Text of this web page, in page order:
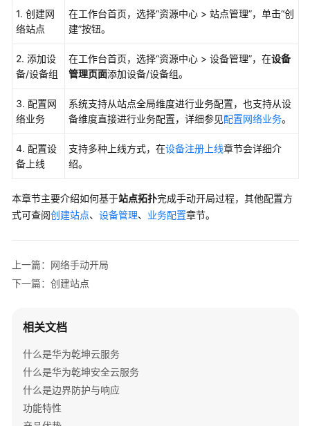
置
案
产
介
绍
服
务
通
规
络
署
部
署
约
1. 创建网
络站点
在工作台首页，选择“资源中心 > 站点管理”，单击“创
建”按钮。
2. 添加设
备/设备组
在工作台首页，选择“资源中心 > 设备管理”，在设备
管理页面添加设备/设备组。
3. 配置网
络业务
系统支持从站点全局维度进行业务配置，也支持从设
备维度直接进行业务配置，详细参见配置网络业务。
4. 配置设
备上线
支持多种上线方式，在设备注册上线章节会详细介
绍。
本章节主要介绍如何基于站点拓扑完成手动开局过程，其他配置方
式可查阅创建站点、 设备管理、 业务配置章节。
上一篇：网络手动开局
下一篇：创建站点
相关文档
什么是华为乾坤云服务
什么是华为乾坤安全云服务
什么是边界防护与响应
功能特性